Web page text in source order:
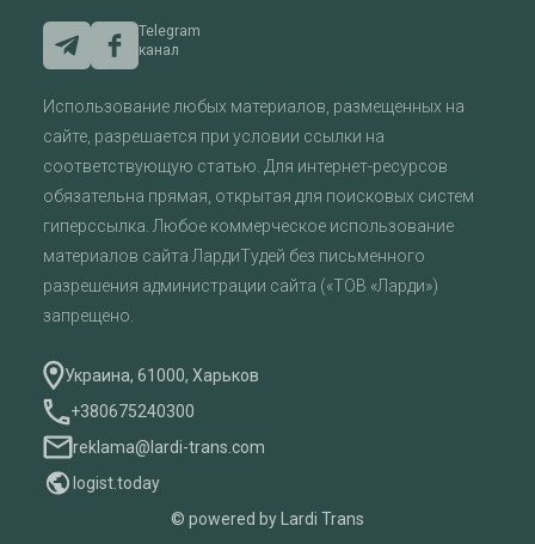
Telegram
канал
Использование любых материалов, размещенных на
сайте, разрешается при условии ссылки на
соответствующую статью. Для интернет-ресурсов
обязательна прямая, открытая для поисковых систем
гиперссылка. Любое коммерческое использование
материалов сайта ЛардиТудей без письменного
разрешения администрации сайта («ТОВ «Ларди»)
запрещено.
Украина, 61000, Харьков
+380675240300
reklama@lardi-trans.com
logist.today
© powered by Lardi Trans